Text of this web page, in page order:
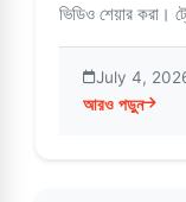
ভিডিও শেয়ার করা।
July 4,
আরও পড়ুন
about ভিডমেট –